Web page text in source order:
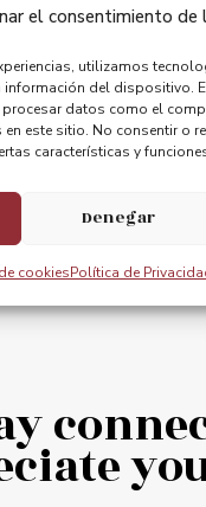
el consentimiento de
utilizamos
información del dispositivo.
datos como el
este sitio. No consentir o
características y
Denegar
cookiesPolítica de